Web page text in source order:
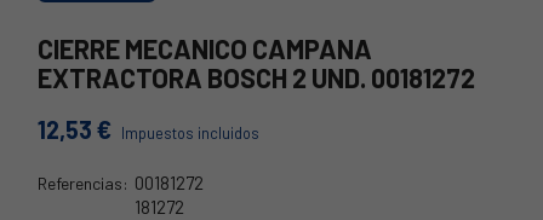
CIERRE MECANICO CAMPANA
EXTRACTORA BOSCH 2 UND. 00181272
12,53 € Impuestos incluidos
Referencias: 00181272
181272